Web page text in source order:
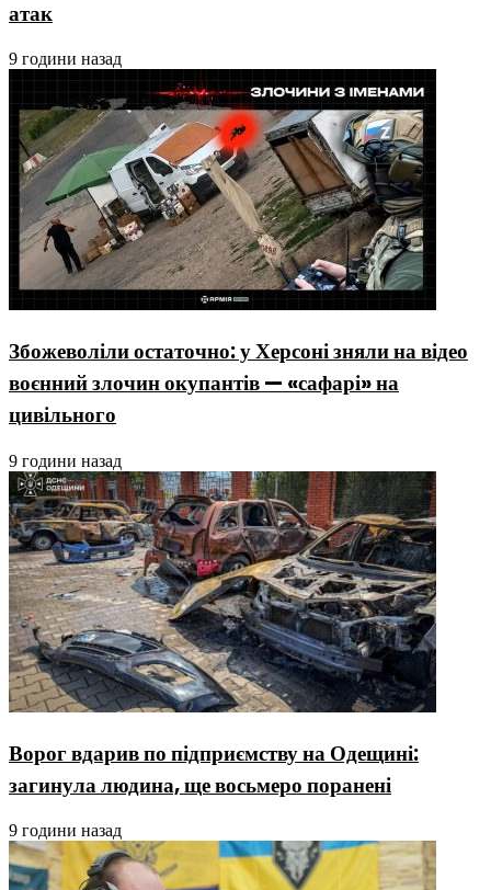
атак
9 години назад
Збожеволіли остаточно: у Херсоні зняли на відео
воєнний злочин окупантів — «сафарі» на
цивільного
9 години назад
Ворог вдарив по підприємству на Одещині:
загинула людина, ще восьмеро поранені
9 години назад